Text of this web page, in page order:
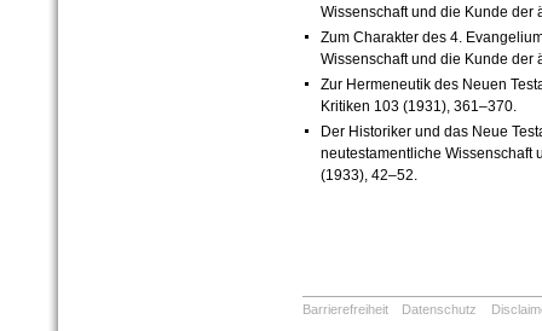
Wissenschaft und die Kunde der
Zum Charakter des 4.
Wissenschaft und die Kunde der
Zur Hermeneutik des Neuen
Kritiken 103 (1931), 361–370.
Der Historiker und das Neue
neutestamentliche Wissenschaft
(1933), 42–52.
Barrierefreiheit Datenschutz